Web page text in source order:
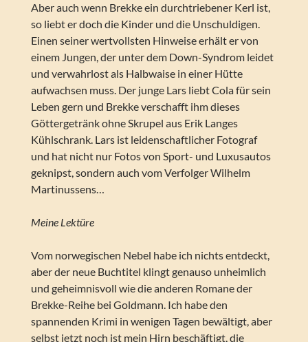
Aber auch wenn Brekke ein durchtriebener Kerl ist,
so liebt er doch die Kinder und die Unschuldigen.
Einen seiner wertvollsten Hinweise erhält er von
einem Jungen, der unter dem Down-Syndrom leidet
und verwahrlost als Halbwaise in einer Hütte
aufwachsen muss. Der junge Lars liebt Cola für sein
Leben gern und Brekke verschafft ihm dieses
Göttergetränk ohne Skrupel aus Erik Langes
Kühlschrank. Lars ist leidenschaftlicher Fotograf
und hat nicht nur Fotos von Sport- und Luxusautos
geknipst, sondern auch vom Verfolger Wilhelm
Martinussens…
Meine Lektüre
Vom norwegischen Nebel habe ich nichts entdeckt,
aber der neue Buchtitel klingt genauso unheimlich
und geheimnisvoll wie die anderen Romane der
Brekke-Reihe bei Goldmann. Ich habe den
spannenden Krimi in wenigen Tagen bewältigt, aber
selbst jetzt noch ist mein Hirn beschäftigt, die